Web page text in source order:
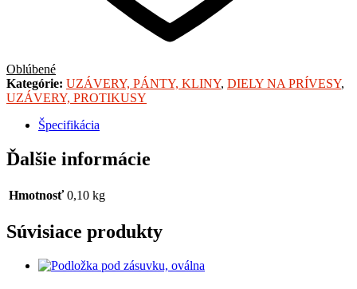
Oblúbené
Kategórie: UZÁVERY, PÁNTY, KLINY, DIELY NA PRÍVESY,
UZÁVERY, PROTIKUSY
Špecifikácia
Ďalšie informácie
Hmotnosť 0,10 kg
Súvisiace produkty